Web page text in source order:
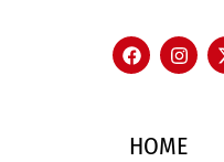
HOME